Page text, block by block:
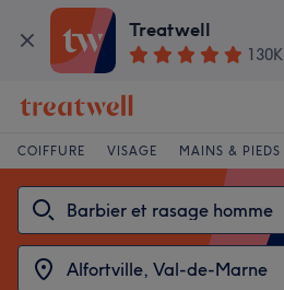
Treatwell
130K
COIFFURE VISAGE MAINS & PIEDS